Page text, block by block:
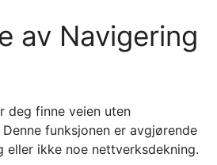
av Navigering
deg finne veien uten
funksjonen er avgjørende
eller ikke noe nettverksdekning.